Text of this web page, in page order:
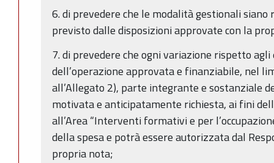
6. di prevedere che le modalità gestionali siano
previsto dalle disposizioni approvate con la
7. di prevedere che ogni variazione rispetto
dell’operazione approvata e finanziabile, nel
all’Allegato 2), parte integrante e sostanziale
motivata e anticipatamente richiesta, ai fini
all’Area “Interventi formativi e per
della spesa e potrà essere autorizzata dal
propria nota;